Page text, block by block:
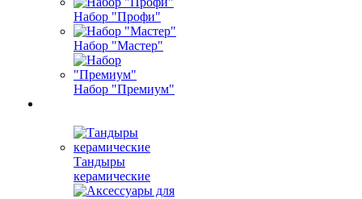
Набор "Профи"
Набор "Мастер"
Набор "Премиум"
Тандыры
керамические